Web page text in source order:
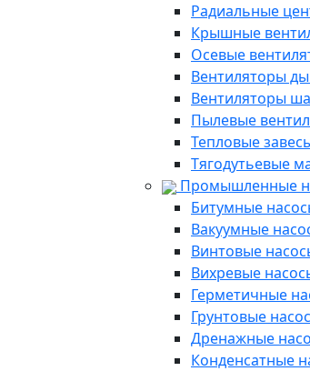
Радиальные
Крышные
Осевые
Вентиляторы
Вентиляторы
Пылевые
Тепловые
Тягодутьевые
Промышленные
Битумные
Вакуумные
Винтовые
Вихревые
Герметичные
Грунтовые
Дренажные
Конденсатные